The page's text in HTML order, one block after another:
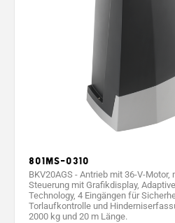
801MS-0310
BKV20AGS - Antrieb mit 36-V-
Steuerung mit Grafikdisplay,
Technology, 4 Eingängen für
Torlaufkontrolle und
2000 kg und 20 m Länge.